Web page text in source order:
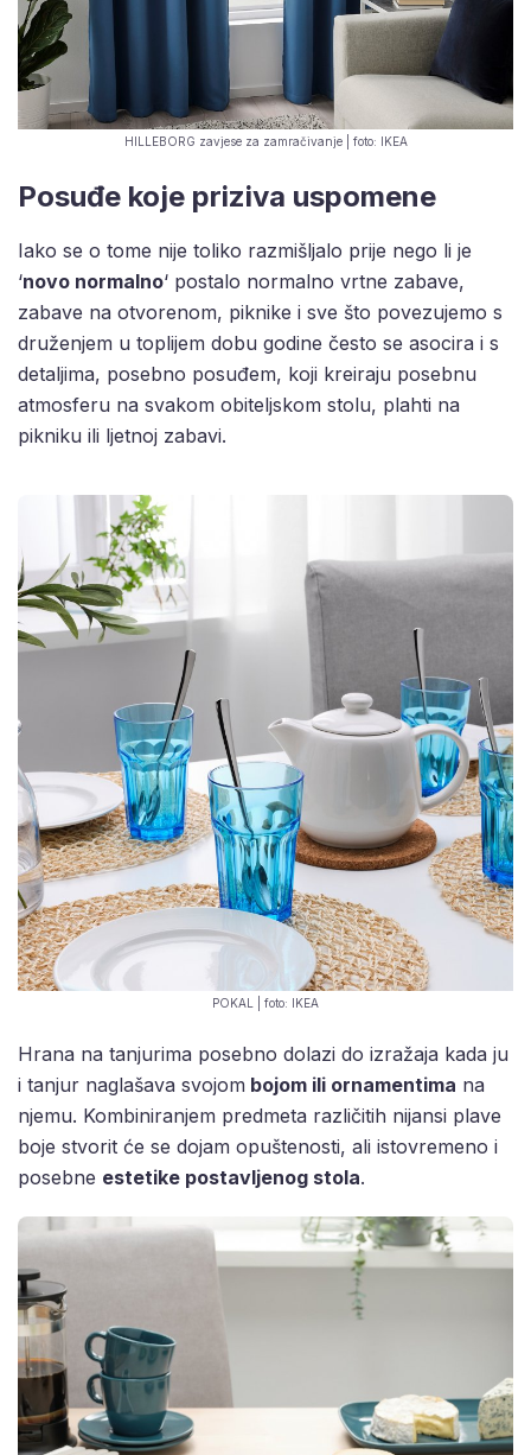
HILLEBORG zavjese za zamračivanje | foto: IKEA
Posuđe koje priziva uspomene
Iako se o tome nije toliko razmišljalo prije nego li je
‘novo normalno‘ postalo normalno vrtne zabave,
zabave na otvorenom, piknike i sve što povezujemo s
druženjem u toplijem dobu godine često se asocira i s
detaljima, posebno posuđem, koji kreiraju posebnu
atmosferu na svakom obiteljskom stolu, plahti na
pikniku ili ljetnoj zabavi.
POKAL | foto: IKEA
Hrana na tanjurima posebno dolazi do izražaja kada ju
i tanjur naglašava svojom bojom ili ornamentima na
njemu. Kombiniranjem predmeta različitih nijansi plave
boje stvorit će se dojam opuštenosti, ali istovremeno i
posebne estetike postavljenog stola.